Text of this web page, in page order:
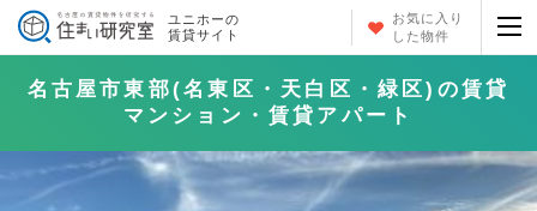
ユニホーの
賃貸サイト
お気に入り
した物件
名古屋市東部(名東区・天白区・緑区)の賃貸
マンション・賃貸アパート